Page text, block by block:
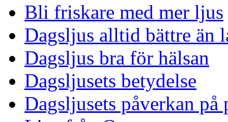
Bli friskare med mer ljus
Dagsljus alltid bättre än
Dagsljus bra för hälsan
Dagsljusets betydelse
Dagsljusets påverkan på